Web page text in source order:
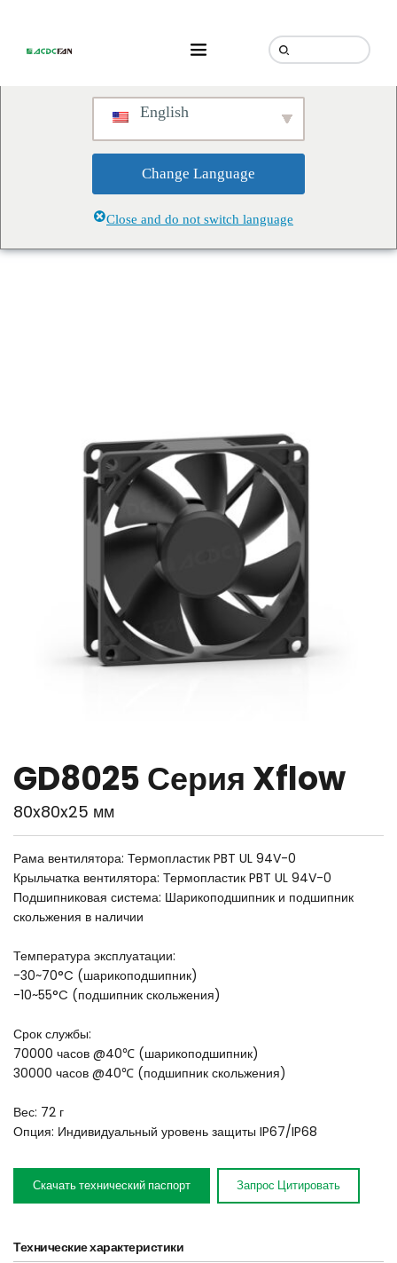
speaking a different language.
Do you want to change to:
English
Change Language
Close and do not switch language
GD8025 Серия Xflow
80x80x25 мм
Рама вентилятора: Термопластик PBT UL 94V-0
Крыльчатка вентилятора: Термопластик PBT UL 94V-0
Подшипниковая система: Шарикоподшипник и подшипник
скольжения в наличии
Температура эксплуатации:
-30~70°C (шарикоподшипник)
-10~55°C (подшипник скольжения)
Срок службы:
70000 часов @40℃ (шарикоподшипник)
30000 часов @40℃ (подшипник скольжения)
Вес: 72 г
Опция: Индивидуальный уровень защиты IP67/IP68
Скачать технический паспорт Запрос Цитировать
Технические характеристики